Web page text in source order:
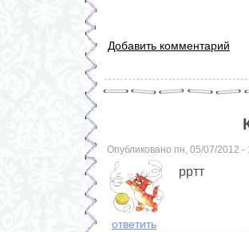
Добавить комментарий
Опубликовано пн, 05/07/2012
рртт
ответить